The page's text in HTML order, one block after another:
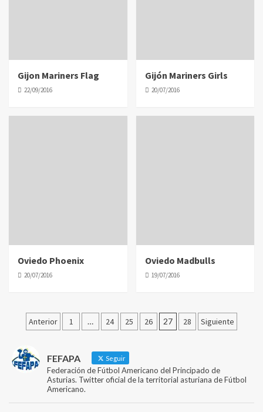
Gijon Mariners Flag
22/09/2016
Gijón Mariners Girls
20/07/2016
Oviedo Phoenix
20/07/2016
Oviedo Madbulls
19/07/2016
Paginación
entradas
Anterior 1 … 24 25 26 27 28 Siguiente
FEFAPA Seguir
Federación de Fútbol Americano del Principado de
Asturias. Twitter oficial de la territorial asturiana de Fútbol
Americano.